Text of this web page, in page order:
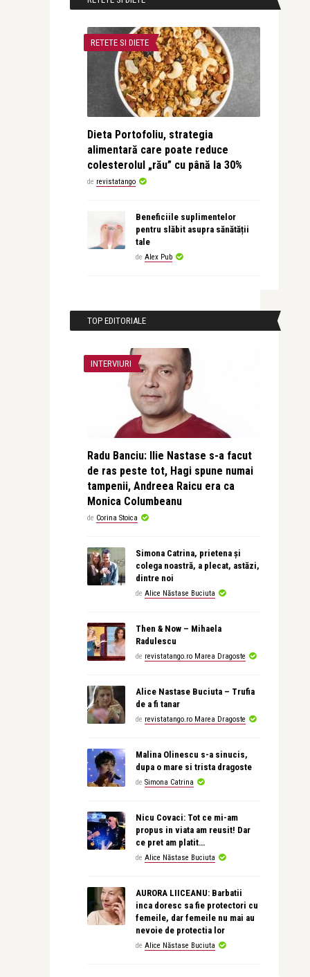
RETETE SI DIETE
Dieta Portofoliu, strategia
alimentară care poate reduce
colesterolul „rău” cu până la 30%
de revistatango
Beneficiile suplimentelor
pentru slăbit asupra sănătății
tale
de Alex Pub
TOP EDITORIALE
INTERVIURI
Radu Banciu: Ilie Nastase s-a facut
de ras peste tot, Hagi spune numai
tampenii, Andreea Raicu era ca
Monica Columbeanu
de Corina Stoica
Simona Catrina, prietena și
colega noastră, a plecat, astăzi,
dintre noi
de Alice Năstase Buciuta
Then & Now – Mihaela
Radulescu
de revistatango.ro Marea Dragoste
Alice Nastase Buciuta – Trufia
de a fi tanar
de revistatango.ro Marea Dragoste
Malina Olinescu s-a sinucis,
dupa o mare si trista dragoste
de Simona Catrina
Nicu Covaci: Tot ce mi-am
propus in viata am reusit! Dar
ce pret am platit…
de Alice Năstase Buciuta
AURORA LIICEANU: Barbatii
inca doresc sa fie protectori cu
femeile, dar femeile nu mai au
nevoie de protectia lor
de Alice Năstase Buciuta